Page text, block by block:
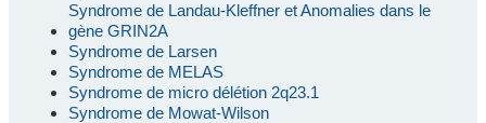
Syndrome de Landau-Kleffner et Anomalies dans le
gène GRIN2A
Syndrome de Larsen
Syndrome de MELAS
Syndrome de micro délétion 2q23.1
Syndrome de Mowat-Wilson